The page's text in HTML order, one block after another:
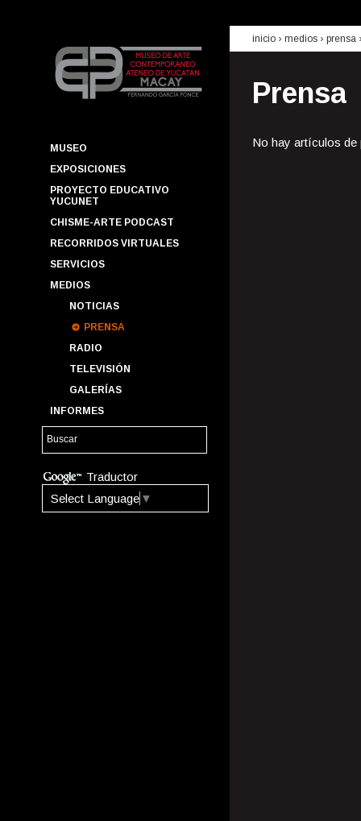
MUSEO
EXPOSICIONES
PROYECTO EDUCATIVO
YUCUNET
CHISME-ARTE PODCAST
RECORRIDOS VIRTUALES
SERVICIOS
MEDIOS
NOTICIAS
PRENSA
RADIO
TELEVISIÓN
GALERÍAS
INFORMES
Traductor
Select Language ▼
inicio › medios › prensa
Prensa
No hay artículos de